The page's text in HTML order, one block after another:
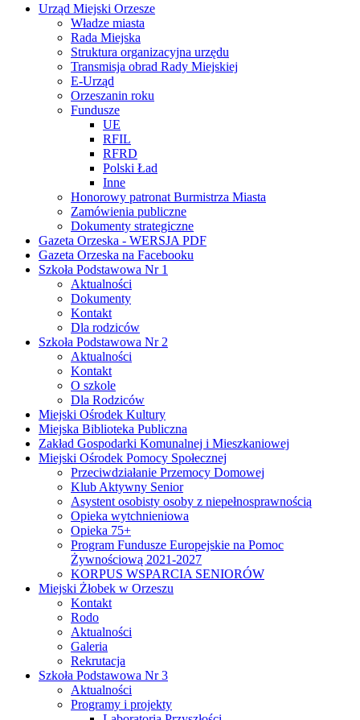
Urząd Miejski Orzesze
Władze miasta
Rada Miejska
Struktura organizacyjna urzędu
Transmisja obrad Rady Miejskiej
E-Urząd
Orzeszanin roku
Fundusze
UE
RFIL
RFRD
Polski Ład
Inne
Honorowy patronat Burmistrza Miasta
Zamówienia publiczne
Dokumenty strategiczne
Gazeta Orzeska - WERSJA PDF
Gazeta Orzeska na Facebooku
Szkoła Podstawowa Nr 1
Aktualności
Dokumenty
Kontakt
Dla rodziców
Szkoła Podstawowa Nr 2
Aktualności
Kontakt
O szkole
Dla Rodziców
Miejski Ośrodek Kultury
Miejska Biblioteka Publiczna
Zakład Gospodarki Komunalnej i Mieszkaniowej
Miejski Ośrodek Pomocy Społecznej
Przeciwdziałanie Przemocy Domowej
Klub Aktywny Senior
Asystent osobisty osoby z niepełnosprawnością
Opieka wytchnieniowa
Opieka 75+
Program Fundusze Europejskie na Pomoc
Żywnościową 2021-2027
KORPUS WSPARCIA SENIORÓW
Miejski Żłobek w Orzeszu
Kontakt
Rodo
Aktualności
Galeria
Rekrutacja
Szkoła Podstawowa Nr 3
Aktualności
Programy i projekty